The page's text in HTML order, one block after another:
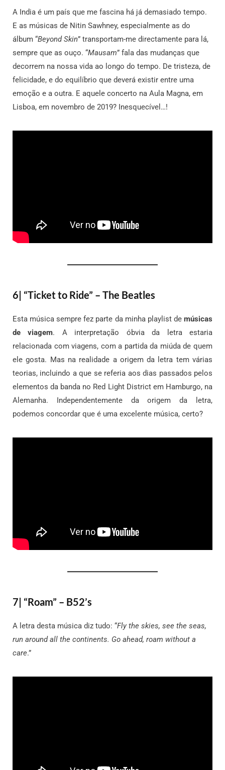
A India é um país que me fascina há já demasiado tempo.
E as músicas de Nitin Sawhney, especialmente as do
álbum “Beyond Skin” transportam-me directamente para lá,
sempre que as ouço. “Mausam” fala das mudanças que
decorrem na nossa vida ao longo do tempo. De tristeza, de
felicidade, e do equilíbrio que deverá existir entre uma
emoção e a outra. E aquele concerto na Aula Magna, em
Lisboa, em novembro de 2019? Inesquecível…!
6| “Ticket to Ride” – The Beatles
Esta música sempre fez parte da minha playlist de músicas
de viagem. A interpretação óbvia da letra estaria
relacionada com viagens, com a partida da miúda de quem
ele gosta. Mas na realidade a origem da letra tem várias
teorias, incluindo a que se referia aos dias passados pelos
elementos da banda no Red Light District em Hamburgo, na
Alemanha. Independentemente da origem da letra,
podemos concordar que é uma excelente música, certo?
7| “Roam” – B52’s
A letra desta música diz tudo: “Fly the skies, see the seas,
run around all the continents. Go ahead, roam without a
care.”